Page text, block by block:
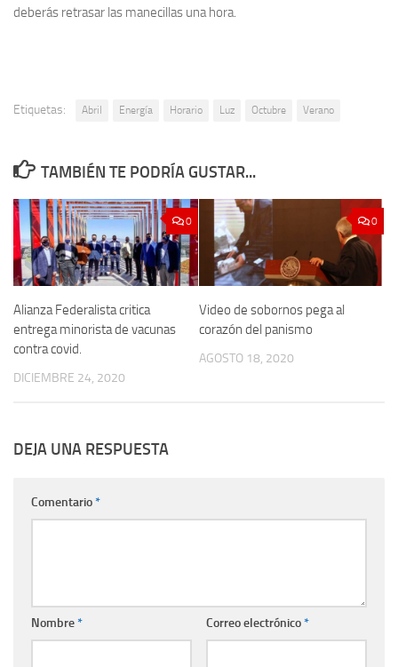
deberás retrasar las manecillas una hora.
Etiquetas: Abril Energía Horario Luz Octubre Verano
TAMBIÉN TE PODRÍA GUSTAR...
0
Alianza Federalista critica
entrega minorista de vacunas
contra covid.
DICIEMBRE 24, 2020
0
Video de sobornos pega al
corazón del panismo
AGOSTO 18, 2020
DEJA UNA RESPUESTA
Comentario*
Nombre* Correo electrónico*